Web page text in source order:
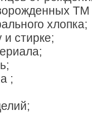
ТМ
хлопка;
и стирке;
;